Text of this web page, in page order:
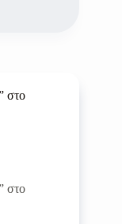
στο
στο